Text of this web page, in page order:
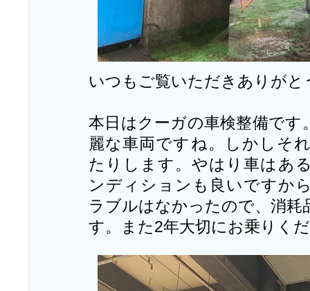
いつもご覧いただきありがと
本日はクーガの車検整備です
麗な車両ですね。しかしそ
たりします。やはり車はあ
ンディションも良いですか
ラブルはなかったので、消耗
す。また2年大切にお乗りく